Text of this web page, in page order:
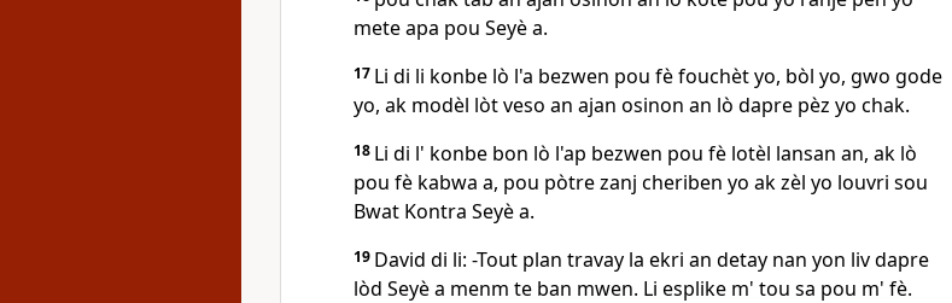
mete apa pou Seyè a.
17 Li di li konbe lò l'a bezwen pou fè fouchèt yo, bòl yo, gwo gode
yo, ak modèl lòt veso an ajan osinon an lò dapre pèz yo chak.
18 Li di l' konbe bon lò l'ap bezwen pou fè lotèl lansan an, ak lò
pou fè kabwa a, pou pòtre zanj cheriben yo ak zèl yo louvri sou
Bwat Kontra Seyè a.
19 David di li: -Tout plan travay la ekri an detay nan yon liv dapre
lòd Seyè a menm te ban mwen. Li esplike m' tou sa pou m' fè.